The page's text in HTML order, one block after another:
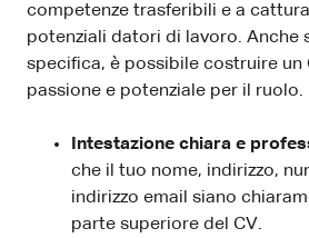
competenze trasferibili e a
potenziali datori di lavoro. Anche
specifica, è possibile costruire un
passione e potenziale per il ruolo.
Intestazione chiara e
che il tuo nome, indirizzo,
indirizzo email siano
parte superiore del CV.